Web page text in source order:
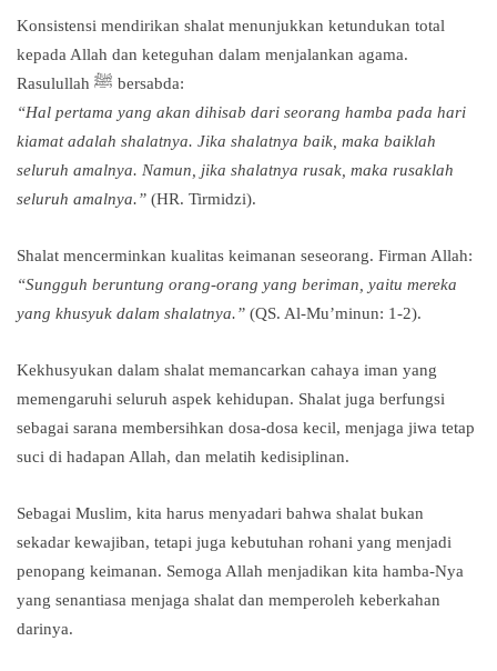
Konsistensi mendirikan shalat menunjukkan ketundukan total
kepada Allah dan keteguhan dalam menjalankan agama.
Rasulullah ﷺ bersabda:
“Hal pertama yang akan dihisab dari seorang hamba pada hari
kiamat adalah shalatnya. Jika shalatnya baik, maka baiklah
seluruh amalnya. Namun, jika shalatnya rusak, maka rusaklah
seluruh amalnya.” (HR. Tirmidzi).
Shalat mencerminkan kualitas keimanan seseorang. Firman Allah:
“Sungguh beruntung orang-orang yang beriman, yaitu mereka
yang khusyuk dalam shalatnya.” (QS. Al-Mu’minun: 1-2).
Kekhusyukan dalam shalat memancarkan cahaya iman yang
memengaruhi seluruh aspek kehidupan. Shalat juga berfungsi
sebagai sarana membersihkan dosa-dosa kecil, menjaga jiwa tetap
suci di hadapan Allah, dan melatih kedisiplinan.
Sebagai Muslim, kita harus menyadari bahwa shalat bukan
sekadar kewajiban, tetapi juga kebutuhan rohani yang menjadi
penopang keimanan. Semoga Allah menjadikan kita hamba-Nya
yang senantiasa menjaga shalat dan memperoleh keberkahan
darinya.